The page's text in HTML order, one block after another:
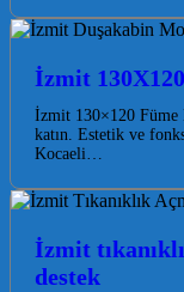
İzmit
İzmit 130×120 Füme
katın. Estetik ve
Kocaeli…
İzmit
destek